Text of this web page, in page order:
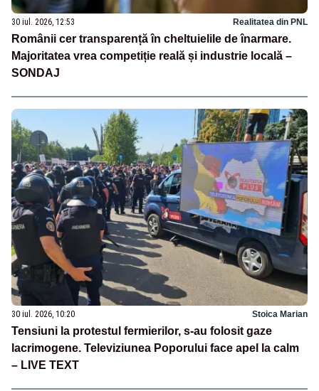
30 iul. 2026, 12:53 Realitatea din PNL
Românii cer transparență în cheltuielile de înarmare.
Majoritatea vrea competiție reală și industrie locală –
SONDAJ
30 iul. 2026, 10:20 Stoica Marian
Tensiuni la protestul fermierilor, s-au folosit gaze
lacrimogene. Televiziunea Poporului face apel la calm
– LIVE TEXT